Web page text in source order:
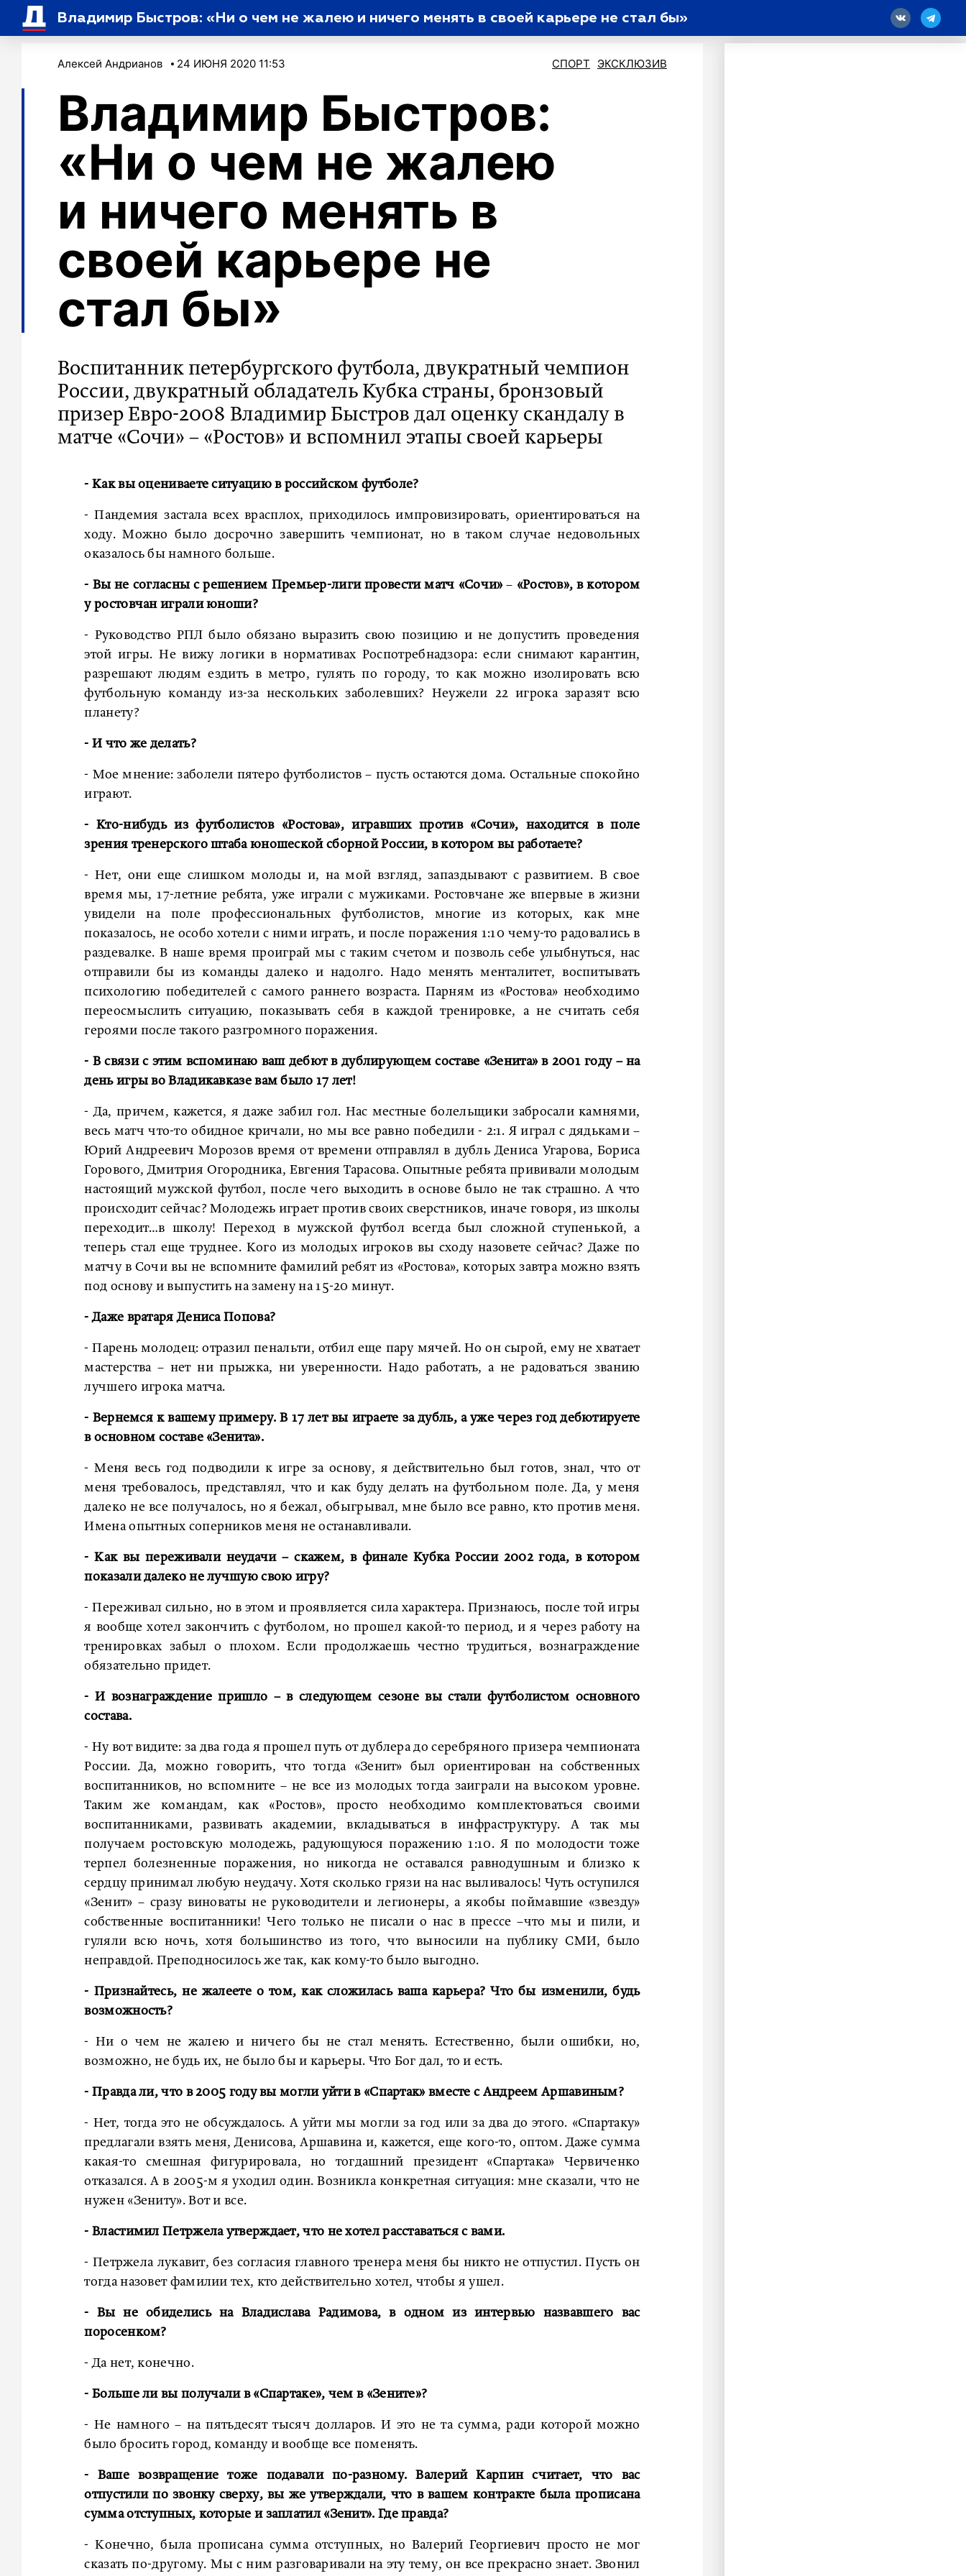
Владимир Быстров: «Ни о чем не жалею и ничего менять в своей карьере не стал бы»
Алексей Андрианов 24 ИЮНЯ 2020 11:53 СПОРТ ЭКСКЛЮЗИВ
Владимир Быстров:
«Ни о чем не жалею
и ничего менять в
своей карьере не
стал бы»
Воспитанник петербургского футбола, двукратный чемпион
России, двукратный обладатель Кубка страны, бронзовый
призер Евро-2008 Владимир Быстров дал оценку скандалу в
матче «Сочи» – «Ростов» и вспомнил этапы своей карьеры
- Как вы оцениваете ситуацию в российском футболе?
- Пандемия застала всех врасплох, приходилось импровизировать, ориентироваться на
ходу. Можно было досрочно завершить чемпионат, но в таком случае недовольных
оказалось бы намного больше.
- Вы не согласны с решением Премьер-лиги провести матч «Сочи»– «Ростов», в котором
у ростовчан играли юноши?
- Руководство РПЛ было обязано выразить свою позицию и не допустить проведения
этой игры. Не вижу логики в нормативах Роспотребнадзора: если снимают карантин,
разрешают людям ездить в метро, гулять по городу, то как можно изолировать всю
футбольную команду из-за нескольких заболевших? Неужели 22 игрока заразят всю
планету?
- И что же делать?
- Мое мнение: заболели пятеро футболистов – пусть остаются дома. Остальные спокойно
играют.
- Кто-нибудь из футболистов «Ростова», игравших против «Сочи», находится в поле
зрения тренерского штаба юношеской сборной России, в котором вы работаете?
- Нет, они еще слишком молоды и, на мой взгляд, запаздывают с развитием. В свое
время мы, 17-летние ребята, уже играли с мужиками. Ростовчане же впервые в жизни
увидели на поле профессиональных футболистов, многие из которых, как мне
показалось, не особо хотели с ними играть, и после поражения 1:10 чему-то радовались в
раздевалке. В наше время проиграй мы с таким счетом и позволь себе улыбнуться, нас
отправили бы из команды далеко и надолго. Надо менять менталитет, воспитывать
психологию победителей с самого раннего возраста. Парням из «Ростова» необходимо
переосмыслить ситуацию, показывать себя в каждой тренировке, а не считать себя
героями после такого разгромного поражения.
- В связи с этим вспоминаю ваш дебют в дублирующем составе «Зенита» в 2001 году – на
день игры во Владикавказе вам было 17 лет!
- Да, причем, кажется, я даже забил гол. Нас местные болельщики забросали камнями,
весь матч что-то обидное кричали, но мы все равно победили - 2:1. Я играл с дядьками –
Юрий Андреевич Морозов время от времени отправлял в дубль Дениса Угарова, Бориса
Горового, Дмитрия Огородника, Евгения Тарасова. Опытные ребята прививали молодым
настоящий мужской футбол, после чего выходить в основе было не так страшно. А что
происходит сейчас? Молодежь играет против своих сверстников, иначе говоря, из школы
переходит…в школу! Переход в мужской футбол всегда был сложной ступенькой, а
теперь стал еще труднее. Кого из молодых игроков вы сходу назовете сейчас? Даже по
матчу в Сочи вы не вспомните фамилий ребят из «Ростова», которых завтра можно взять
под основу и выпустить на замену на 15-20 минут.
- Даже вратаря Дениса Попова?
- Парень молодец: отразил пенальти, отбил еще пару мячей. Но он сырой, ему не хватает
мастерства – нет ни прыжка, ни уверенности. Надо работать, а не радоваться званию
лучшего игрока матча.
- Вернемся к вашему примеру. В 17 лет вы играете за дубль, а уже через год дебютируете
в основном составе «Зенита».
- Меня весь год подводили к игре за основу, я действительно был готов, знал, что от
меня требовалось, представлял, что и как буду делать на футбольном поле. Да, у меня
далеко не все получалось, но я бежал, обыгрывал, мне было все равно, кто против меня.
Имена опытных соперников меня не останавливали.
- Как вы переживали неудачи – скажем, в финале Кубка России 2002 года, в котором
показали далеко не лучшую свою игру?
- Переживал сильно, но в этом и проявляется сила характера. Признаюсь, после той игры
я вообще хотел закончить с футболом, но прошел какой-то период, и я через работу на
тренировках забыл о плохом. Если продолжаешь честно трудиться, вознаграждение
обязательно придет.
- И вознаграждение пришло – в следующем сезоне вы стали футболистом основного
состава.
- Ну вот видите: за два года я прошел путь от дублера до серебряного призера чемпионата
России. Да, можно говорить, что тогда «Зенит» был ориентирован на собственных
воспитанников, но вспомните – не все из молодых тогда заиграли на высоком уровне.
Таким же командам, как «Ростов», просто необходимо комплектоваться своими
воспитанниками, развивать академии, вкладываться в инфраструктуру. А так мы
получаем ростовскую молодежь, радующуюся поражению 1:10. Я по молодости тоже
терпел болезненные поражения, но никогда не оставался равнодушным и близко к
сердцу принимал любую неудачу. Хотя сколько грязи на нас выливалось! Чуть оступился
«Зенит» – сразу виноваты не руководители и легионеры, а якобы поймавшие «звезду»
собственные воспитанники! Чего только не писали о нас в прессе –что мы и пили, и
гуляли всю ночь, хотя большинство из того, что выносили на публику СМИ, было
неправдой. Преподносилось же так, как кому-то было выгодно.
- Признайтесь, не жалеете о том, как сложилась ваша карьера? Что бы изменили, будь
возможность?
- Ни о чем не жалею и ничего бы не стал менять. Естественно, были ошибки, но,
возможно, не будь их, не было бы и карьеры. Что Бог дал, то и есть.
- Правда ли, что в 2005 году вы могли уйти в «Спартак» вместе с Андреем Аршавиным?
- Нет, тогда это не обсуждалось. А уйти мы могли за год или за два до этого. «Спартаку»
предлагали взять меня, Денисова, Аршавина и, кажется, еще кого-то, оптом. Даже сумма
какая-то смешная фигурировала, но тогдашний президент «Спартака» Червиченко
отказался. А в 2005-м я уходил один. Возникла конкретная ситуация: мне сказали, что не
нужен «Зениту». Вот и все.
- Властимил Петржела утверждает, что не хотел расставаться с вами.
- Петржела лукавит, без согласия главного тренера меня бы никто не отпустил. Пусть он
тогда назовет фамилии тех, кто действительно хотел, чтобы я ушел.
- Вы не обиделись на Владислава Радимова, в одном из интервью назвавшего вас
поросенком?
- Да нет, конечно.
- Больше ли вы получали в «Спартаке», чем в «Зените»?
- Не намного – на пятьдесят тысяч долларов. И это не та сумма, ради которой можно
было бросить город, команду и вообще все поменять.
- Ваше возвращение тоже подавали по-разному. Валерий Карпин считает, что вас
отпустили по звонку сверху, вы же утверждали, что в вашем контракте была прописана
сумма отступных, которые и заплатил «Зенит». Где правда?
- Конечно, была прописана сумма отступных, но Валерий Георгиевич просто не мог
сказать по-другому. Мы с ним разговаривали на эту тему, он все прекрасно знает. Звонил